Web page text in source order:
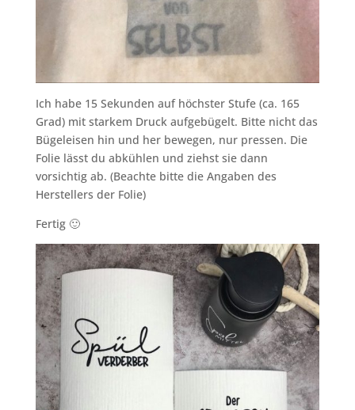
Ich habe 15 Sekunden auf höchster Stufe (ca. 165
Grad) mit starkem Druck aufgebügelt. Bitte nicht das
Bügeleisen hin und her bewegen, nur pressen. Die
Folie lässt du abkühlen und ziehst sie dann
vorsichtig ab. (Beachte bitte die Angaben des
Herstellers der Folie)
Fertig 🙂